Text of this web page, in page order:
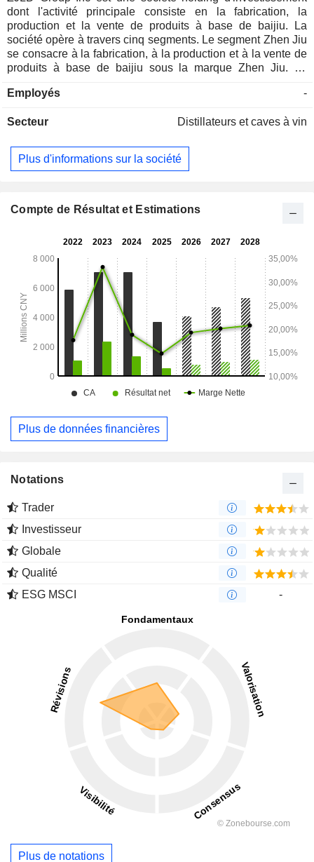
dont l'activité principale consiste en la fabrication, la
production et la vente de produits à base de baijiu. La
société opère à travers cinq segments. Le segment Zhen Jiu
se consacre à la fabrication, à la production et à la vente de
produits à base de baijiu sous la marque Zhen Jiu. Le
et à la vente de produits à base de baijiu sous la marque Li
production et à la vente de produits de baijiu sous la marque
fabrication, à la production et à la vente de produits de baijiu
sous la marque Kai Kou Xiao. Le segment « Autres » se
marques.
Employés -
Secteur Distillateurs et caves à vin
Plus d'informations sur la société
Compte de Résultat et Estimations
Plus de données financières
Notations
Trader
Investisseur
Globale
Qualité
ESG MSCI
-
Plus de notations